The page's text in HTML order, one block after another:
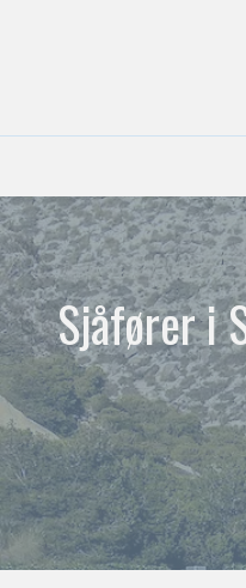
Sjåfører i